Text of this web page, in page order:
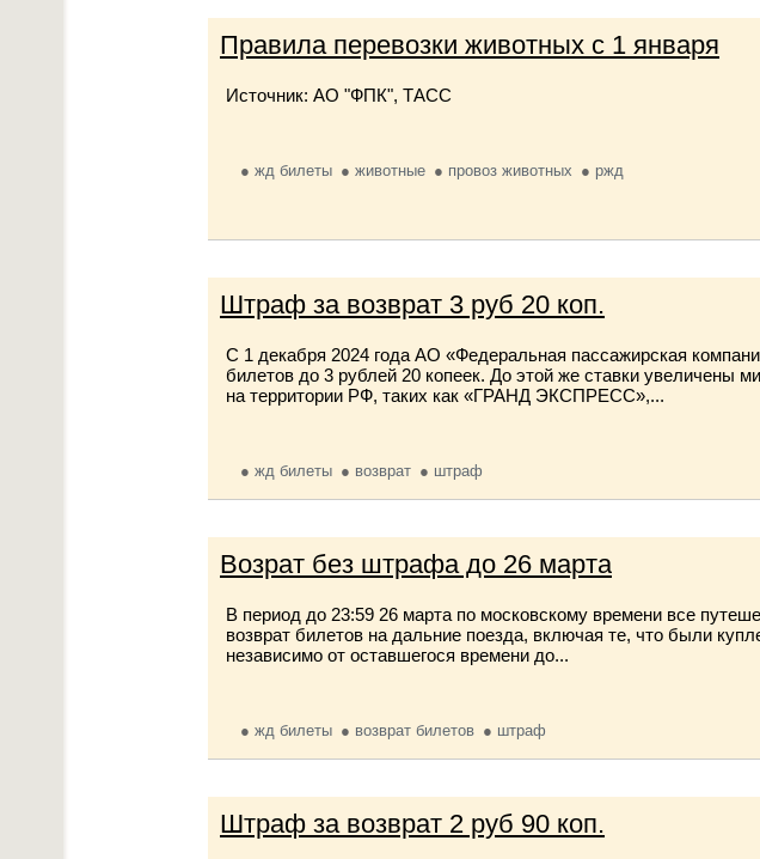
Правила перевозки животных с 1 января
Источник: АО "ФПК", ТАСС
жд билеты животные провоз животных ржд
Штраф за возврат 3 руб 20 коп.
С 1 декабря 2024 года АО «Федеральная пассажирская
билетов до 3 рублей 20 копеек. До этой же ставки увеличены
на территории РФ, таких как «ГРАНД ЭКСПРЕСС»,...
жд билеты возврат штраф
Возрат без штрафа до 26 марта
В период до 23:59 26 марта по московскому времени все
возврат билетов на дальние поезда, включая те, что были
независимо от оставшегося времени до...
жд билеты возврат билетов штраф
Штраф за возврат 2 руб 90 коп.